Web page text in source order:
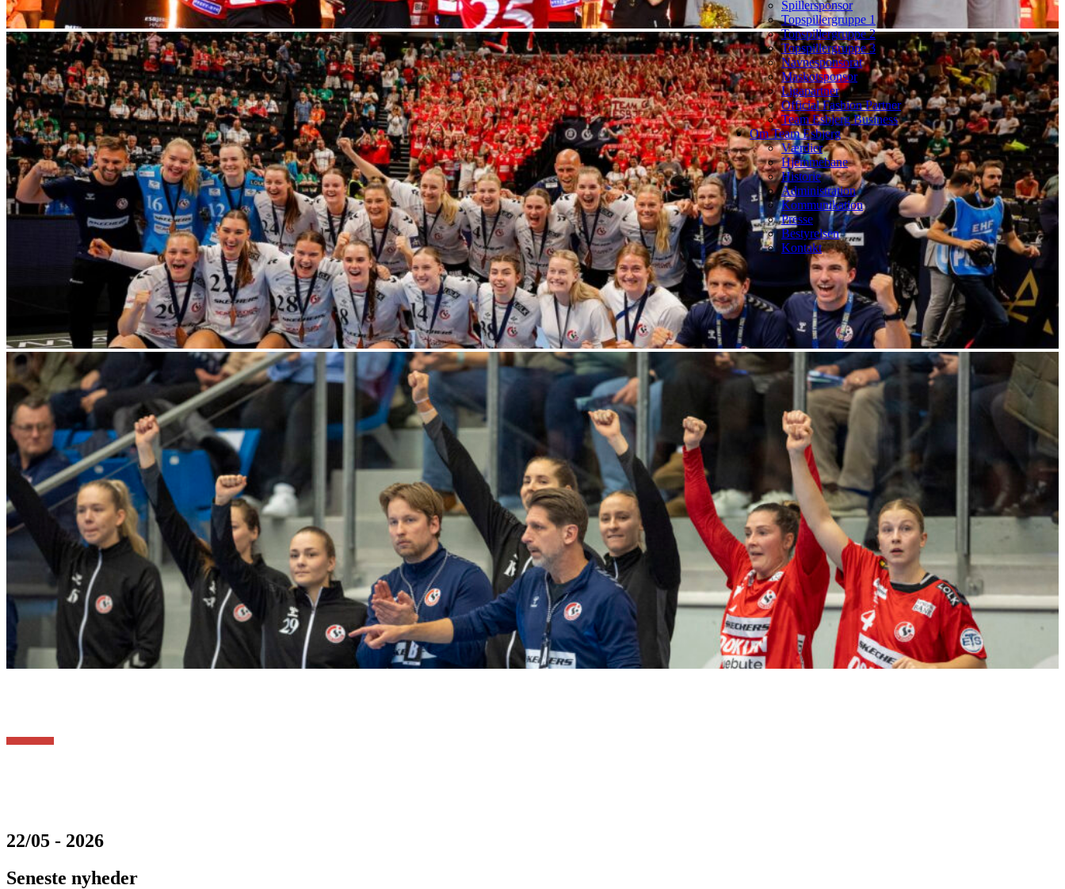
Spillersponsor
Topspillergruppe 1
Topspillergruppe 2
Topspillergruppe 3
Navnesponsorat
Maskotsponsor
Ligapartner
Official Fashion Partner
Team Esbjerg Business
Om Team Esbjerg
Værdier
Hjemmebane
Historie
Administration
Kommunikation
Presse
Bestyrelsen
Kontakt
22/05 - 2026
Seneste nyheder